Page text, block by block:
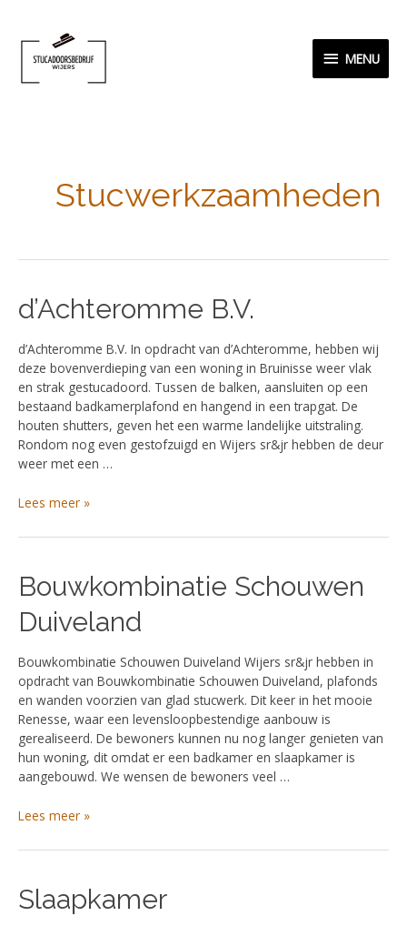
inhoud
MENU
Stucwerkzaamheden
d’Achteromme B.V.
d’Achteromme B.V. In opdracht van d’Achteromme, hebben wij
deze bovenverdieping van een woning in Bruinisse weer vlak
en strak gestucadoord. Tussen de balken, aansluiten op een
bestaand badkamerplafond en hangend in een trapgat. De
houten shutters, geven het een warme landelijke uitstraling.
Rondom nog even gestofzuigd en Wijers sr&jr hebben de deur
weer met een …
d’Achteromme
B.V.
Lees meer »
Bouwkombinatie Schouwen
Duiveland
Bouwkombinatie Schouwen Duiveland Wijers sr&jr hebben in
opdracht van Bouwkombinatie Schouwen Duiveland, plafonds
en wanden voorzien van glad stucwerk. Dit keer in het mooie
Renesse, waar een levensloopbestendige aanbouw is
gerealiseerd. De bewoners kunnen nu nog langer genieten van
hun woning, dit omdat er een badkamer en slaapkamer is
aangebouwd. We wensen de bewoners veel …
Bouwkombinatie
Schouwen
Duiveland
Lees meer »
Slaapkamer
Slaapkamer